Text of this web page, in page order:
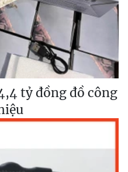
tỷ đồng đồ công